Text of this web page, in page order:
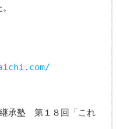
承塾 第１８回「これ